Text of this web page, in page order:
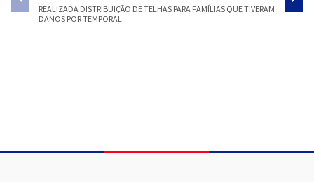
REALIZADA DISTRIBUIÇÃO DE TELHAS PARA FAMÍLIAS QUE TIVERAM
DANOS POR TEMPORAL